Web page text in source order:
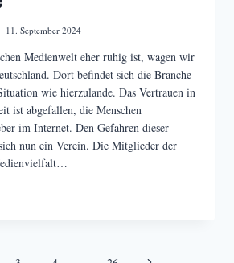
11. September 2024
Medienwelt eher ruhig ist, wagen wir
Dort befindet sich die Branche
wie hierzulande. Das Vertrauen in
ist abgefallen, die Menschen
im Internet. Den Gefahren dieser
nun ein Verein. Die Mitglieder der